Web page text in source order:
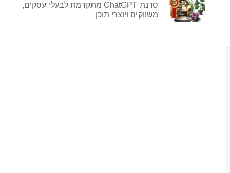
סדנת ChatGPT מתקדמת לבעלי עסקים,
משווקים ויוצרי תוכן